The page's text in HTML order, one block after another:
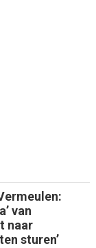
van
naar
sturen’